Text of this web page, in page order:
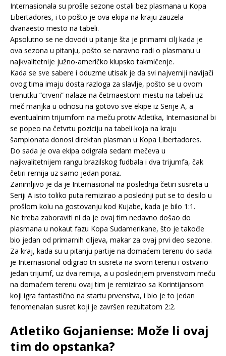
Internasionala su prošle sezone ostali bez plasmana u Kopa
Libertadores, i to pošto je ova ekipa na kraju zauzela
dvanaesto mesto na tabeli.
Apsolutno se ne dovodi u pitanje šta je primarni cilj kada je
ova sezona u pitanju, pošto se naravno radi o plasmanu u
najkvalitetnije južno-američko klupsko takmičenje.
Kada se sve sabere i oduzme utisak je da svi najverniji navijači
ovog tima imaju dosta razloga za slavlje, pošto se u ovom
trenutku “crveni” nalaze na četrnaestom mestu na tabeli uz
meč manjka u odnosu na gotovo sve ekipe iz Serije A, a
eventualnim trijumfom na meču protiv Atletika, Internasional bi
se popeo na četvrtu poziciju na tabeli koja na kraju
šampionata donosi direktan plasman u Kopa Libertadores.
Do sada je ova ekipa odigrala sedam mečeva u
najkvalitetnijem rangu brazilskog fudbala i dva trijumfa, čak
četiri remija uz samo jedan poraz.
Zanimljivo je da je Internasional na poslednja četiri susreta u
Seriji A isto toliko puta remizirao a poslednji put se to desilo u
prošlom kolu na gostovanju kod Kujabe, kada je bilo 1:1.
Ne treba zaboraviti ni da je ovaj tim nedavno došao do
plasmana u nokaut fazu Kopa Sudamerikane, što je takođe
bio jedan od primarnih ciljeva, makar za ovaj prvi deo sezone.
Za kraj, kada su u pitanju partije na domaćem terenu do sada
je Internasional odigrao tri susreta na svom terenu i ostvario
jedan trijumf, uz dva remija, a u poslednjem prvenstvom meču
na domaćem terenu ovaj tim je remizirao sa Korintijansom
koji igra fantastično na startu prvenstva, i bio je to jedan
fenomenalan susret koji je završen rezultatom 2:2.
Atletiko Gojaniense: Može li ovaj
tim do opstanka?